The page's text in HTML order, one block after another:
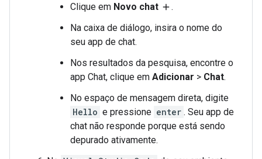
Clique em Novo chat add.
Na caixa de diálogo, insira o nome do
seu app de chat.
Nos resultados da pesquisa, encontre o
app Chat, clique em Adicionar > Chat.
No espaço de mensagem direta, digite
Hello e pressione enter . Seu app de
chat não responde porque está sendo
depurado ativamente.